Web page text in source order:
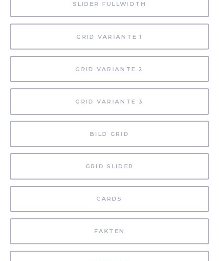
SLIDER FULLWIDTH
GRID VARIANTE 1
GRID VARIANTE 2
GRID VARIANTE 3
BILD GRID
GRID SLIDER
CARDS
FAKTEN